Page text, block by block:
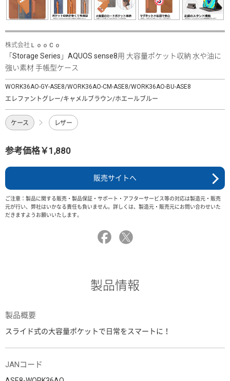
株式会社ＬｏｏＣｏ
「Storage Series」AQUOS sense8用 大容量ポケット収納 水や油に
強い素材 手帳型ケース
WORK36AO-GY-ASE8/WORK36AO-CM-ASE8/WORK36AO-BU-ASE8
エレファントグレー/キャメルブラウン/ホエールブルー
ケース レザー
参考価格￥1,880
販売サイトへ
ご注意：製品に関する販売・製品保証・サポート・アフターサービス等の対応は製造元・販売
元が行い、弊社はいかなる責任も負いません。詳しくは、製造元・販売元にお問い合わせいた
だきますようお願いいたします。
製品情報
製品概要
スライド式の大容量ポケットで日常をスマートに！
JANコード